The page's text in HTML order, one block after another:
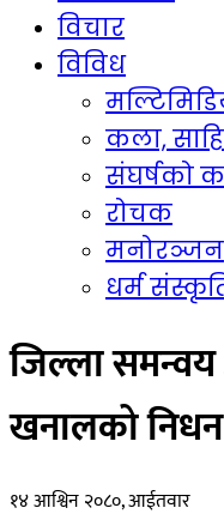
विचार
विविध
कला,
संघर्षको
रोचक
मनोरञ्जन
धर्म
जिल्ला
खनालको निधन
१४ आश्विन २०८०, आईतवार